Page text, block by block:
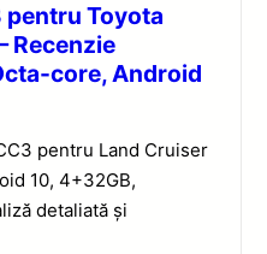
pentru Toyota
Recenzie
core, Android
pentru Land Cruiser
10, 4+32GB,
detaliată și